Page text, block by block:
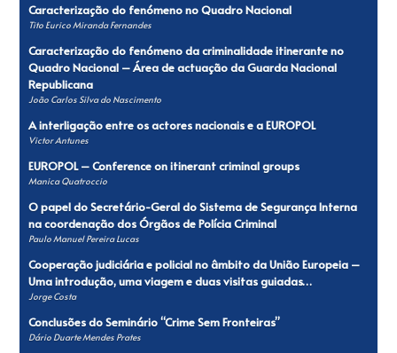
Caracterização do fenómeno no Quadro Nacional
Tito Eurico Miranda Fernandes
Caracterização do fenómeno da criminalidade itinerante no
Quadro Nacional – Área de actuação da Guarda Nacional
Republicana
João Carlos Silva do Nascimento
A interligação entre os actores nacionais e a EUROPOL
Victor Antunes
EUROPOL – Conference on itinerant criminal groups
Manica Quatroccio
O papel do Secretário-Geral do Sistema de Segurança Interna
na coorde­nação dos Órgãos de Polícia Criminal
Paulo Manuel Pereira Lucas
Cooperação judiciária e policial no âmbito da União Europeia –
Uma introdução, uma viagem e duas visitas guiadas…
Jorge Costa
Conclusões do Seminário “Crime Sem Fronteiras”
Dário Duarte Mendes Prates